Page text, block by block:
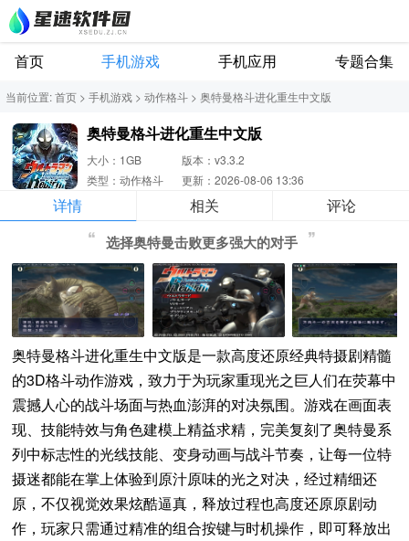
首页 手机游戏 手机应用 专题合集
当前位置:首页 > 手机游戏 > 动作格斗 > 奥特曼格斗进化重生中文版
奥特曼格斗进化重生中文版
大小：1GB
版本：v3.3.2
类型：动作格斗
更新：2026-08-06 13:36
详情 相关 评论
选择奥特曼击败更多强大的对手
奥特曼格斗进化重生中文版是一款高度还原经典特摄剧精髓
的3D格斗动作游戏，致力于为玩家重现光之巨人们在荧幕中
震撼人心的战斗场面与热血澎湃的对决氛围。游戏在画面表
现、技能特效与角色建模上精益求精，完美复刻了奥特曼系
列中标志性的光线技能、变身动画与战斗节奏，让每一位特
摄迷都能在掌上体验到原汁原味的光之对决，经过精细还
原，不仅视觉效果炫酷逼真，释放过程也高度还原原剧动
作，玩家只需通过精准的组合按键与时机操作，即可释放出